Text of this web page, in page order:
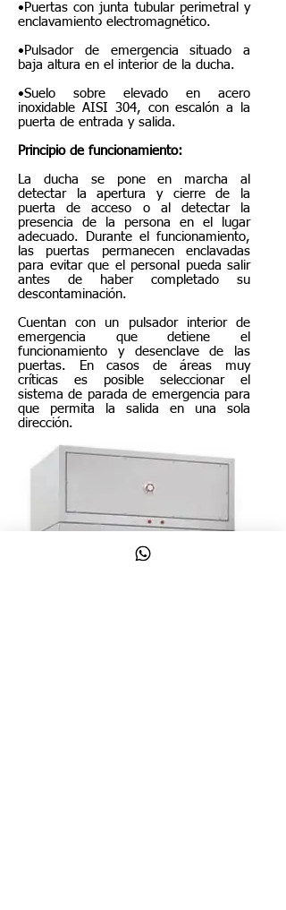
•Puertas con junta tubular perimetral y
enclavamiento electromagnético.
•Pulsador de emergencia situado a
baja altura en el interior de la ducha.
•Suelo sobre elevado en acero
inoxidable AISI 304, con escalón a la
puerta de entrada y salida.
Principio de funcionamiento:
La ducha se pone en marcha al
detectar la apertura y cierre de la
puerta de acceso o al detectar la
presencia de la persona en el lugar
adecuado. Durante el funcionamiento,
las puertas permanecen enclavadas
para evitar que el personal pueda salir
antes de haber completado su
descontaminación.
Cuentan con un pulsador interior de
emergencia que detiene el
funcionamiento y desenclave de las
puertas. En casos de áreas muy
críticas es posible seleccionar el
sistema de parada de emergencia para
que permita la salida en una sola
dirección.